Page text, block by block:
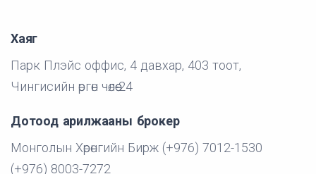
Хаяг
Парк Плэйс оффис, 4 давхар, 403 тоот,
Чингисийн өргөн чөлөө-24
Дотоод арилжааны брокер
Монголын Хөрөнгийн Бирж (+976) 7012-1530
(+976) 8003-7272